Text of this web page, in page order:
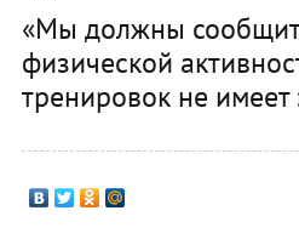
«Мы должны
физической
тренировок не